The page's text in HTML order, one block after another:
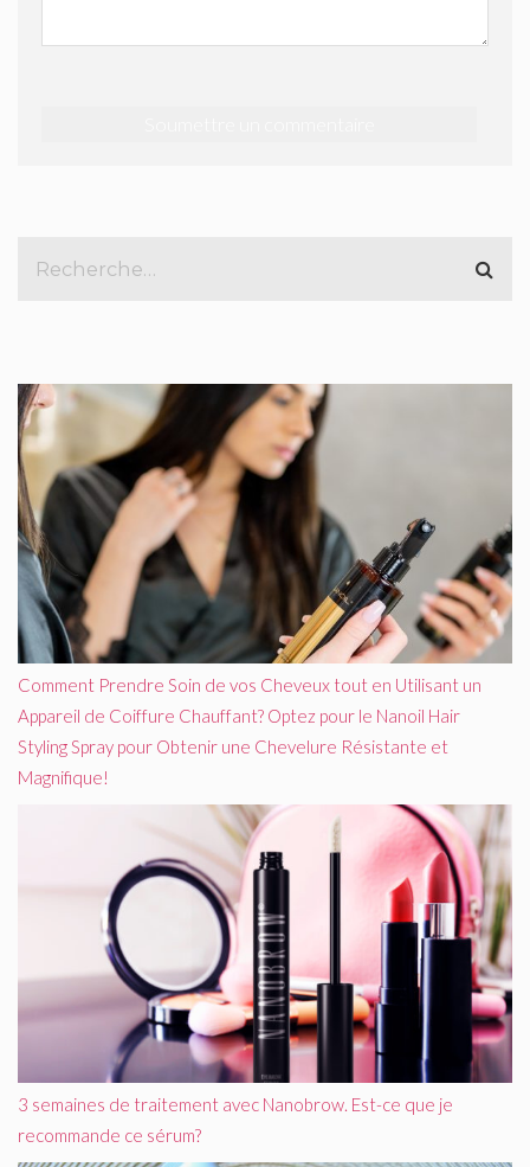
Comment Prendre Soin de vos Cheveux tout en Utilisant un
Appareil de Coiffure Chauffant? Optez pour le Nanoil Hair
Styling Spray pour Obtenir une Chevelure Résistante et
Magnifique!
3 semaines de traitement avec Nanobrow. Est-ce que je
recommande ce sérum?